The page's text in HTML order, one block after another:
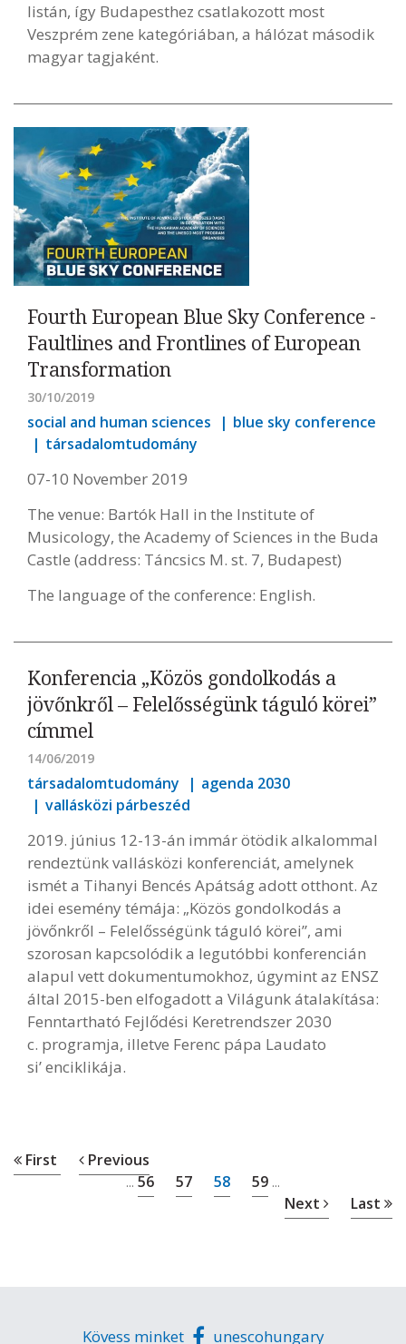
listán, így Budapesthez csatlakozott most
Veszprém zene kategóriában, a hálózat második
magyar tagjaként.
Fourth European Blue Sky Conference -
Faultlines and Frontlines of European
Transformation
30/10/2019
social and human sciences
blue sky conference
társadalomtudomány
07-10 November 2019
The venue: Bartók Hall in the Institute of
Musicology, the Academy of Sciences in the Buda
Castle (address: Táncsics M. st. 7, Budapest)
The language of the conference: English.
Konferencia „Közös gondolkodás a
jövőnkről – Felelősségünk táguló körei”
címmel
14/06/2019
társadalomtudomány
agenda 2030
vallásközi párbeszéd
2019. június 12-13-án immár ötödik alkalommal
rendeztünk vallásközi konferenciát, amelynek
ismét a Tihanyi Bencés Apátság adott otthont. Az
idei esemény témája: „Közös gondolkodás a
jövőnkről – Felelősségünk táguló körei”, ami
szorosan kapcsolódik a legutóbbi konferencián
alapul vett dokumentumokhoz, úgymint az ENSZ
által 2015-ben elfogadott a Világunk átalakítása:
Fenntartható Fejlődési Keretrendszer 2030
c. programja, illetve Ferenc pápa Laudato
si’ enciklikája.
First Previous
... 56 57 58 59 ...
Next Last
Kövess minket unescohungary